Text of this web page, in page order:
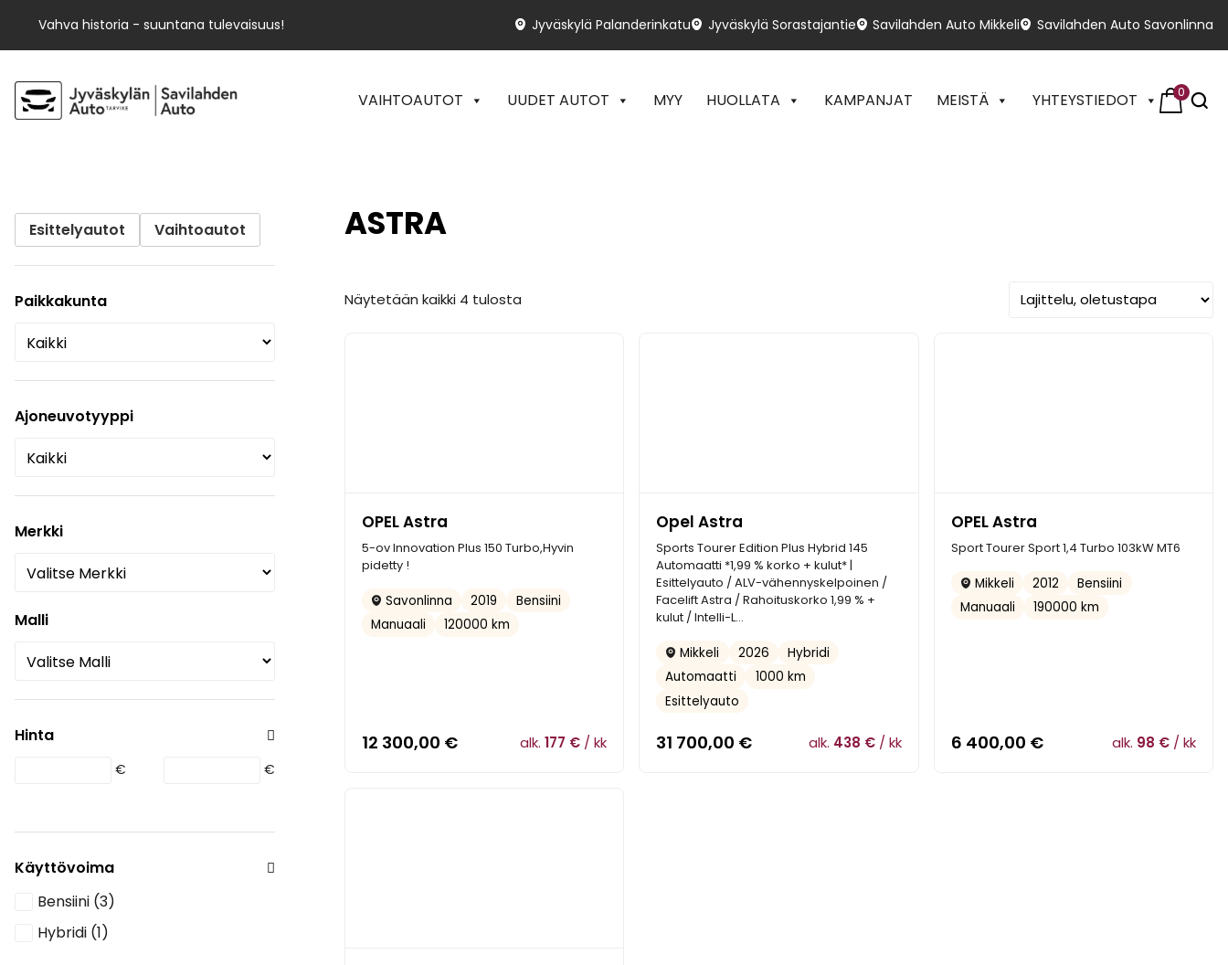
Vahva historia - suuntana tulevaisuus! Jyväskylä Palanderinkatu Jyväskylä Sorastajantie Savilahden Auto Mikkeli Savilahden Auto Savonlinna
VAIHTOAUTOT UUDET AUTOT MYY HUOLLATA KAMPANJAT MEISTÄ YHTEYSTIEDOT 0
Esittelyautot Vaihtoautot
Paikkakunta
Ajoneuvotyyppi
Merkki
Malli
Hinta
€ €
Käyttövoima
Bensiini (3)
Hybridi (1)
ASTRA
Näytetään kaikki 4 tulosta
OPEL Astra
5-ov Innovation Plus 150 Turbo,Hyvin
pidetty !
Savonlinna 2019
Bensiini
Manuaali
120000 km
12 300,00 € alk.177 € / kk
Opel Astra
Sports Tourer Edition Plus Hybrid 145
Automaatti *1,99 % korko + kulut* |
Esittelyauto / ALV-vähennyskelpoinen /
Facelift Astra / Rahoituskorko 1,99 % +
kulut / Intelli-L...
Mikkeli 2026
Hybridi
Automaatti
1000 km
Esittelyauto
31 700,00 € alk. 438 €/ kk
OPEL Astra
Sport Tourer Sport 1,4 Turbo 103kW MT6
Mikkeli 2012
Bensiini
Manuaali
190000 km
6 400,00 € alk. 98 € / kk